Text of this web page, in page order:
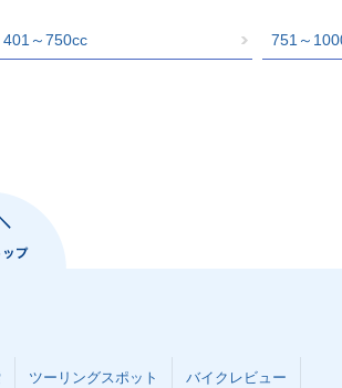
401～750cc 751～
ツーリングスポット バイクレビュー